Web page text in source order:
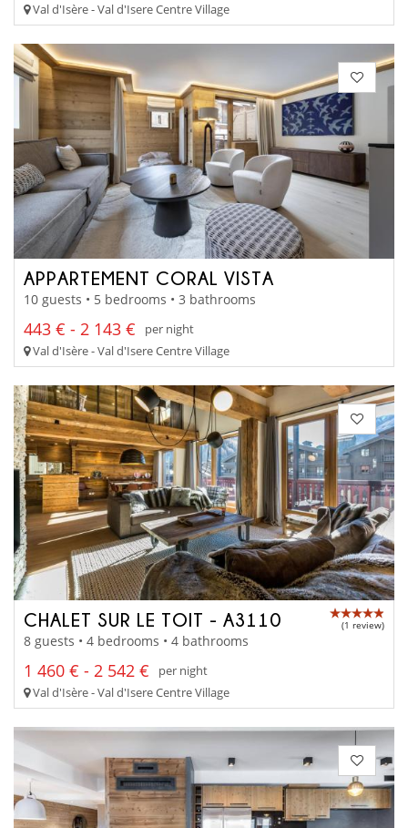
Val d'Isère - Val d'Isere Centre Village
APPARTEMENT CORAL VISTA
10 guests • 5 bedrooms • 3 bathrooms
443 € - 2 143 €
per night
Val d'Isère - Val d'Isere Centre Village
CHALET SUR LE TOIT - A3110 (1 review)
8 guests • 4 bedrooms • 4 bathrooms
1 460 € - 2 542 €
per night
Val d'Isère - Val d'Isere Centre Village